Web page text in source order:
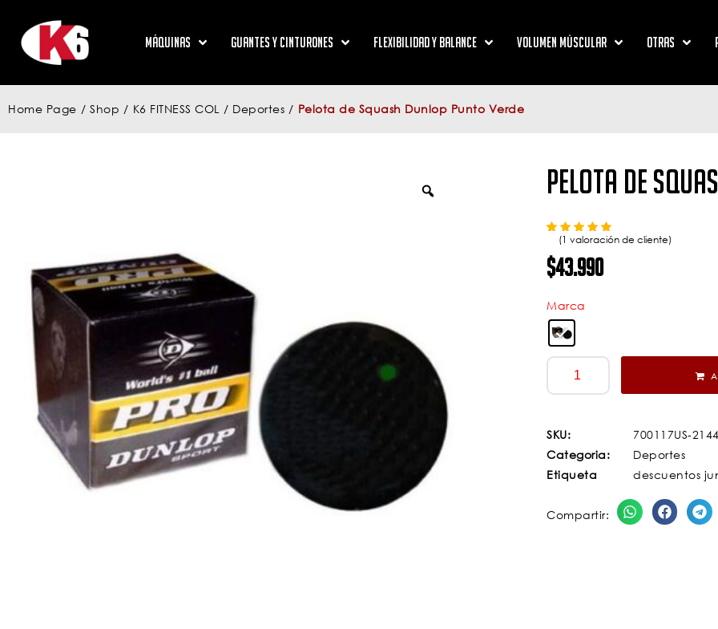
Máquinas Guantes y Cinturones Flexibilidad y Balance Volumen Múscular Otras
Home Page / Shop / K6 FITNESS COL / Deportes / Pelota de Squash Dunlop Punto Verde
Pelota de
Valorado con5.00
de 5 en base a
valoración de un cliente
(1 valoración de cliente)
$43.990
Marca
SKU:
700117US-
Categoria:
Deportes
Etiqueta
descuentos
Compartir: